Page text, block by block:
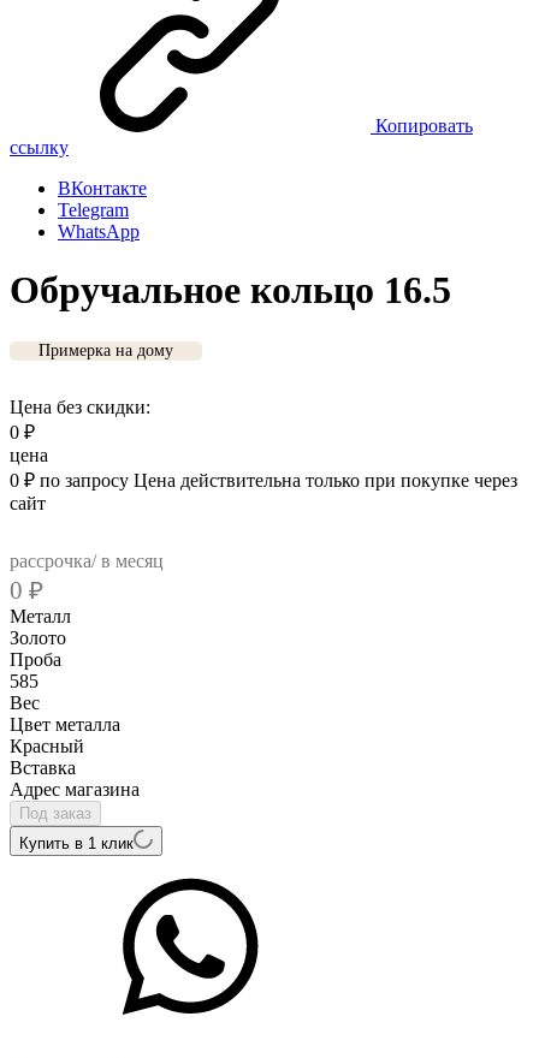
Копировать
ссылку
ВКонтакте
Telegram
WhatsApp
Обручальное кольцо 16.5
Примерка на дому
Цена без скидки:
0 ₽
цена
0 ₽ по запросу Цена действительна только при покупке через
сайт
рассрочка/ в месяц
0 ₽
Металл
Золото
Проба
585
Вес
Цвет металла
Красный
Вcтавка
Адрес магазина
Под заказ
Купить в 1 клик